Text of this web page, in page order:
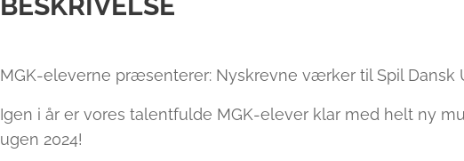
MGK-eleverne præsenterer: Nyskrevne værker til Spil Dansk
Igen i år er vores talentfulde MGK-elever klar med helt ny
ugen 2024!